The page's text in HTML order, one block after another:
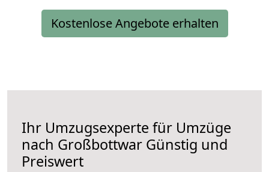
Kostenlose Angebote erhalten
Ihr Umzugsexperte für Umzüge
nach Großbottwar Günstig und
Preiswert